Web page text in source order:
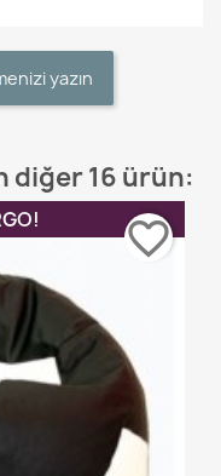
yazın
diğer 16 ürün:
favorite_border